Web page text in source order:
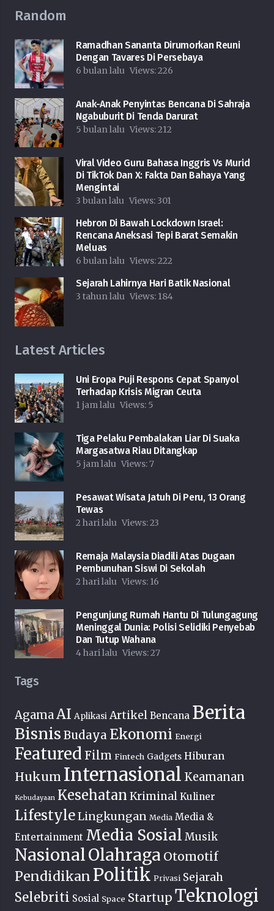
Random
Ramadhan Sananta Dirumorkan Reuni
Dengan Tavares Di Persebaya
6 bulan lalu Views:226
Anak-Anak Penyintas Bencana Di Sahraja
Ngabuburit Di Tenda Darurat
5 bulan lalu Views:212
Viral Video Guru Bahasa Inggris Vs Murid
Di TikTok Dan X: Fakta Dan Bahaya Yang
Mengintai
3 bulan lalu Views: 301
Hebron Di Bawah Lockdown Israel:
Rencana Aneksasi Tepi Barat Semakin
Meluas
6 bulan lalu Views:222
Sejarah Lahirnya Hari Batik Nasional
3 tahun lalu Views: 184
Latest Articles
Uni Eropa Puji Respons Cepat Spanyol
Terhadap Krisis Migran Ceuta
1 jam lalu Views: 5
Tiga Pelaku Pembalakan Liar Di Suaka
Margasatwa Riau Ditangkap
5 jam lalu Views:7
Pesawat Wisata Jatuh Di Peru, 13 Orang
Tewas
2 hari lalu Views:23
Remaja Malaysia Diadili Atas Dugaan
Pembunuhan Siswi Di Sekolah
2 hari lalu Views: 16
Pengunjung Rumah Hantu Di Tulungagung
Meninggal Dunia: Polisi Selidiki Penyebab
Dan Tutup Wahana
4 hari lalu Views:27
Tags
AgamaAI Aplikasi Artikel Bencana Berita
Bisnis Budaya Ekonomi Energi
Featured Film Fintech Gadgets Hiburan
Hukum Internasional Keamanan
Kebudayaan Kesehatan Kriminal Kuliner
LifestyleLingkungan Media Media &
Entertainment Media Sosial Musik
NasionalOlahraga Otomotif
Pendidikan Politik Privasi Sejarah
Selebriti Sosial Space Startup Teknologi